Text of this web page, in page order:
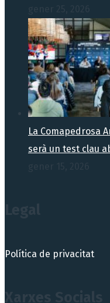
La Comapedrosa
serà un test clau
Política de privacitat